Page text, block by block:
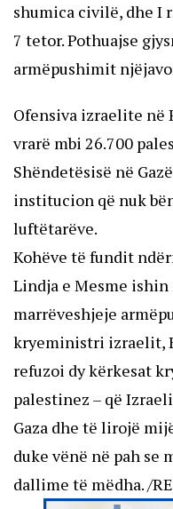
shumica civilë, dhe I
7 tetor. Pothuajse
armëpushimit
Ofensiva izraelite në
vrarë mbi 26.700
Shëndetësisë në
institucion që nuk
luftëtarëve.
Kohëve të fundit
Lindja e Mesme
marrëveshjeje
kryeministri izraelit,
refuzoi dy kërkesat
palestinez – që
Gaza dhe të lirojë
duke vënë në pah se
dallime të mëdha. /